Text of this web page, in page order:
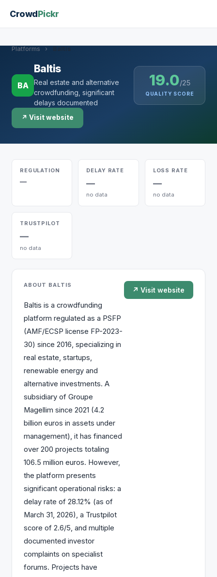
CrowdPickr
Platforms › Baltis
BA
Baltis
Real estate and alternative
crowdfunding, significant
delays documented
19.0/25
QUALITY SCORE
↗ Visit website
REGULATION
—
DELAY RATE
—
no data
LOSS RATE
—
no data
TRUSTPILOT
—
no data
ABOUT BALTIS
Baltis is a crowdfunding
platform regulated as a PSFP
(AMF/ECSP license FP-2023-
30) since 2016, specializing in
real estate, startups,
renewable energy and
alternative investments. A
subsidiary of Groupe
Magellim since 2021 (4.2
billion euros in assets under
management), it has financed
over 200 projects totaling
106.5 million euros. However,
the platform presents
significant operational risks: a
delay rate of 28.12% (as of
March 31, 2026), a Trustpilot
score of 2.6/5, and multiple
documented investor
complaints on specialist
forums. Projects have
↗ Visit website